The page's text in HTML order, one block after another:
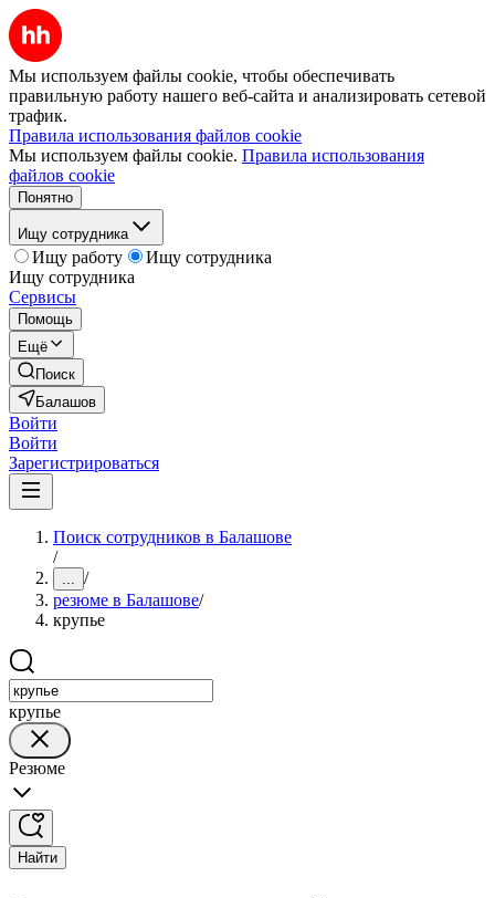
Мы используем файлы cookie, чтобы обеспечивать
правильную работу нашего веб-сайта и анализировать сетевой
трафик.
Правила использования файлов cookie
Мы используем файлы cookie. Правила использования
файлов cookie
Понятно
Ищу сотрудника
Ищу работу
Ищу сотрудника
Ищу сотрудника
Сервисы
Помощь
Ещё
Поиск
Балашов
Войти
Войти
Зарегистрироваться
Поиск сотрудников в Балашове
/
... /
резюме в Балашове/
крупье
крупье
Резюме
Найти